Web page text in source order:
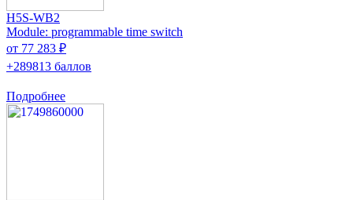
H5S-WB2
Module: programmable time switch
от 77 283 ₽
+289813 баллов
Подробнее